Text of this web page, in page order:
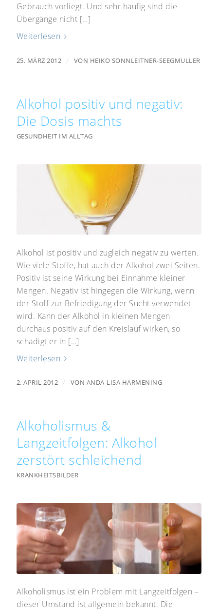
Gebrauch vorliegt. Und sehr häufig sind die
Übergänge nicht […]
Weiterlesen
25. MÄRZ 2012 / VON HEIKO SONNLEITNER-SEEGMULLER
Alkohol positiv und negativ:
Die Dosis machts
GESUNDHEIT IM ALLTAG
Alkohol ist positiv und zugleich negativ zu werten.
Wie viele Stoffe, hat auch der Alkohol zwei Seiten.
Positiv ist seine Wirkung bei Einnahme kleiner
Mengen. Negativ ist hingegen die Wirkung, wenn
der Stoff zur Befriedigung der Sucht verwendet
wird. Kann der Alkohol in kleinen Mengen
durchaus positiv auf den Kreislauf wirken, so
schädigt er in […]
Weiterlesen
2. APRIL 2012 / VON ANDA-LISA HARMENING
Alkoholismus &
Langzeitfolgen: Alkohol
zerstört schleichend
KRANKHEITSBILDER
Alkoholismus ist ein Problem mit Langzeitfolgen –
dieser Umstand ist allgemein bekannt. Die